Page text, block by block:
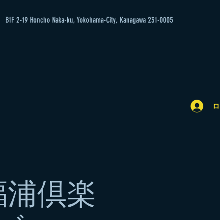
B1F 2-19 Honcho Naka-ku, Yokohama-City, Kanagawa 231-0005
倶楽